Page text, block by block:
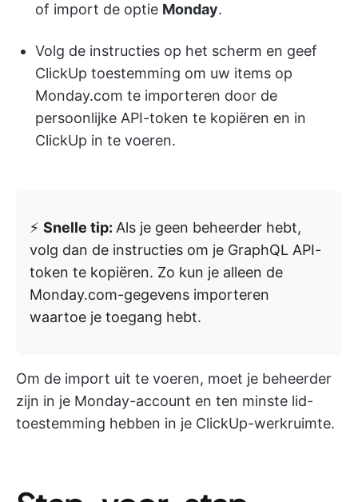
of import de optie Monday.
Volg de instructies op het scherm en geef
ClickUp toestemming om uw items op
Monday.com te importeren door de
persoonlijke API-token te kopiëren en in
ClickUp in te voeren.
⚡️ Snelle tip: Als je geen beheerder hebt,
volg dan de instructies om je GraphQL API-
token te kopiëren. Zo kun je alleen de
Monday.com-gegevens importeren
waartoe je toegang hebt.
Om de import uit te voeren, moet je beheerder
zijn in je Monday-account en ten minste lid-
toestemming hebben in je ClickUp-werkruimte.